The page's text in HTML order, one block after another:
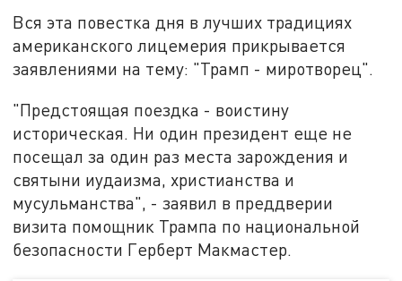
Вся эта повестка дня в лучших традициях
американского лицемерия прикрывается
заявлениями на тему: "Трамп - миротворец".
"Предстоящая поездка - воистину
историческая. Ни один президент еще не
посещал за один раз места зарождения и
святыни иудаизма, христианства и
мусульманства", - заявил в преддверии
визита помощник Трампа по национальной
безопасности Герберт Макмастер.